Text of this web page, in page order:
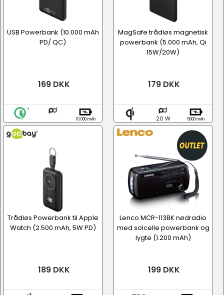
USB Powerbank (10.000 mAh
PD/ QC)
169 DKK
10.000 mAh
MagSafe trådløs magnetisk
powerbank (5.000 mAh, Qi
15W/20W)
179 DKK
20 W 5000 mAh
Trådløs Powerbank til Apple
Watch (2.500 mAh, 5W PD)
189 DKK
Lenco MCR-113BK nødradio
med solcelle powerbank og
lygte (1.200 mAh)
199 DKK